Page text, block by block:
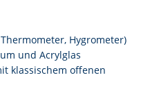
Hygrometer)
und Acrylglas
klassischem offenen